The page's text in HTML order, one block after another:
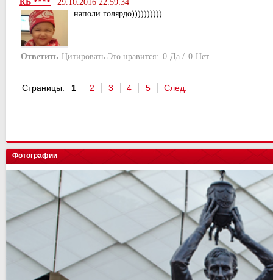
КБ ****
29.10.2016 22:59:34
наполи голярдо))))))))))
Ответить Цитировать Это нравится: 0 Да / 0 Нет
Страницы: 1 2 3 4 5 След.
Фотографии